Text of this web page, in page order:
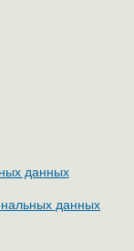
данных
данных